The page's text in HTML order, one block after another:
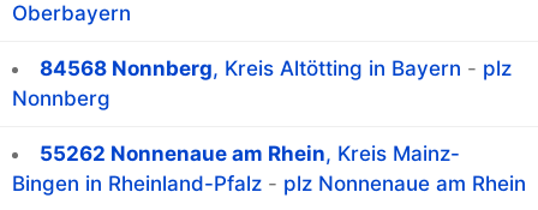
Oberbayern
84568 Nonnberg, Kreis Altötting in Bayern - plz
Nonnberg
55262 Nonnenaue am Rhein, Kreis Mainz-
Bingen in Rheinland-Pfalz - plz Nonnenaue am Rhein